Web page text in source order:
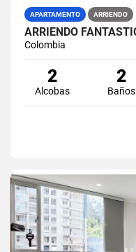
APARTAMENTO ARRIENDO
Colombia
2
Alcobas
2
Baños